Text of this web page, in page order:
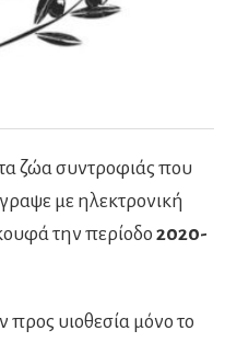
ζώα συντροφιάς που
με ηλεκτρονική
την περίοδο 2020-
προς υιοθεσία μόνο το